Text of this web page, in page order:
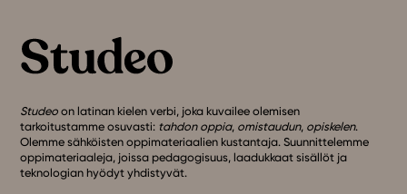
Studeo on latinan kielen verbi, joka kuvailee olemisen
tarkoitustamme osuvasti: tahdon oppia, omistaudun, opiskelen.
Olemme sähköisten oppimateriaalien kustantaja. Suunnittelemme
oppimateriaaleja, joissa pedagogisuus, laadukkaat sisällöt ja
teknologian hyödyt yhdistyvät.